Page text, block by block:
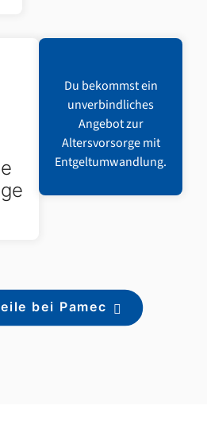
Du bekommst ein
unverbindliches
Angebot zur
Altersvorsorge mit
Entgeltumwandlung.
bei Pamec